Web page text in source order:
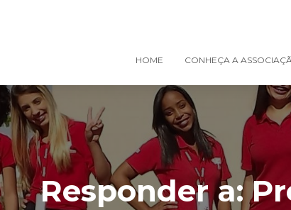
HOME CONHEÇA A
Responder a: